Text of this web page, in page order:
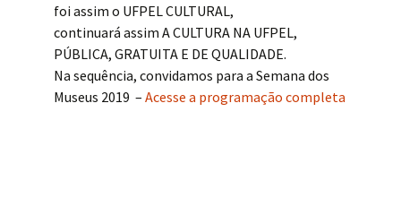
foi assim o UFPEL CULTURAL,
continuará assim A CULTURA NA UFPEL,
PÚBLICA, GRATUITA E DE QUALIDADE.
Na sequência, convidamos para a Semana dos
Museus 2019 – Acesse a programação completa